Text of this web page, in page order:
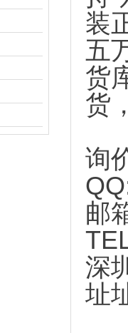
装
五
货
货
询
邮
深
址